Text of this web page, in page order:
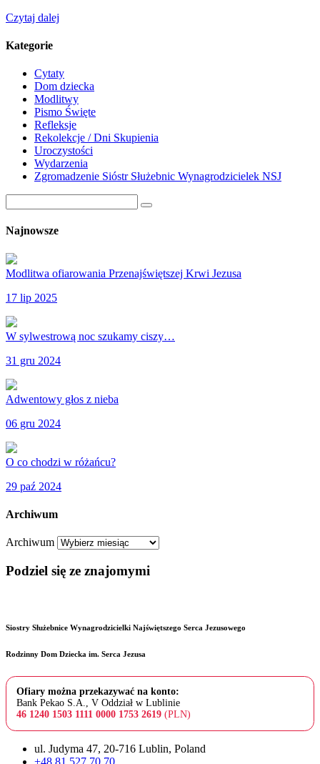
Czytaj dalej
Kategorie
Cytaty
Dom dziecka
Modlitwy
Pismo Święte
Refleksje
Rekolekcje / Dni Skupienia
Uroczystości
Wydarzenia
Zgromadzenie Sióstr Służebnic Wynagrodzicielek NSJ
Najnowsze
Modlitwa ofiarowania Przenajświętszej Krwi Jezusa
17 lip 2025
W sylwestrową noc szukamy ciszy…
31 gru 2024
Adwentowy głos z nieba
06 gru 2024
O co chodzi w różańcu?
29 paź 2024
Archiwum
Archiwum
Podziel się ze znajomymi
Siostry Służebnice Wynagrodzicielki Najświętszego Serca Jezusowego
Rodzinny Dom Dziecka im. Serca Jezusa
Ofiary można przekazywać na konto:
Bank Pekao S.A., V Oddział w Lublinie
46 1240 1503 1111 0000 1753 2619(PLN)
ul. Judyma 47, 20-716 Lublin, Poland
+48 81 527 70 70